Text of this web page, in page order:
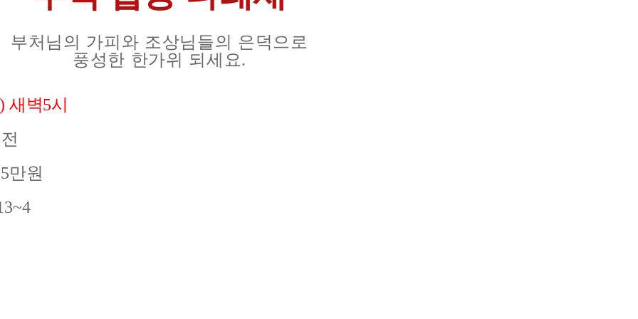
부처님의 가피와 조상님들의 은덕으로
풍성한 한가위 되세요.
) 새벽5시
5만원